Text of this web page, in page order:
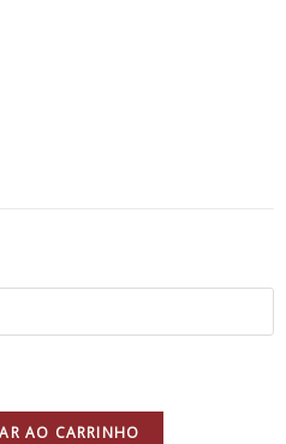
AO CARRINHO